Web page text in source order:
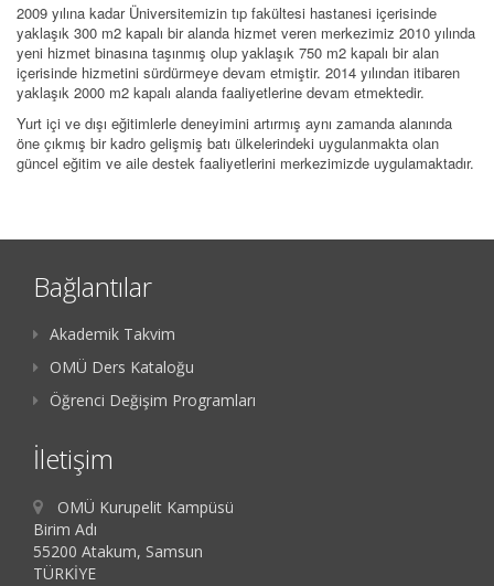
2009 yılına kadar Üniversitemizin tıp fakültesi hastanesi içerisinde
yaklaşık 300 m2 kapalı bir alanda hizmet veren merkezimiz 2010 yılında
yeni hizmet binasına taşınmış olup yaklaşık 750 m2 kapalı bir alan
içerisinde hizmetini sürdürmeye devam etmiştir. 2014 yılından itibaren
yaklaşık 2000 m2 kapalı alanda faaliyetlerine devam etmektedir.
Yurt içi ve dışı eğitimlerle deneyimini artırmış aynı zamanda alanında
öne çıkmış bir kadro gelişmiş batı ülkelerindeki uygulanmakta olan
güncel eğitim ve aile destek faaliyetlerini merkezimizde uygulamaktadır.
Bağlantılar
Akademik Takvim
OMÜ Ders Kataloğu
Öğrenci Değişim Programları
İletişim
OMÜ Kurupelit Kampüsü
Birim Adı
55200 Atakum, Samsun
TÜRKİYE